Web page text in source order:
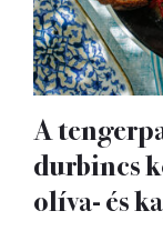
A
durbincs
olíva- és